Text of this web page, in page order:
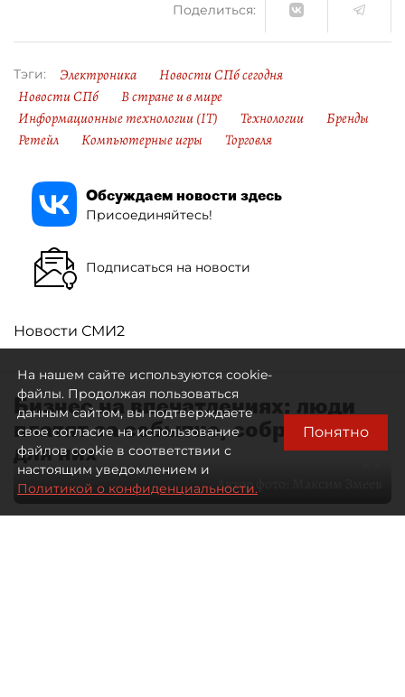
Поделиться:
Тэги: Электроника
Новости СПб сегодня
Новости СПб
В стране и в мире
Информационные технологии (IT)
Технологии
Бренды
Ретейл
Компьютерные игры Торговля
Обсуждаем новости здесь
Присоединяйтесь!
Подписаться на новости
Новости СМИ2
Бизнес на впечатлениях: люди
платят за событие, собранное
для них
Автор фото:
На нашем сайте используются cookie-
файлы. Продолжая пользоваться
данным сайтом, вы подтверждаете
свое согласие на использование
файлов cookie в соответствии с
настоящим уведомлением и
Политикой о конфиденциальности.
Понятно